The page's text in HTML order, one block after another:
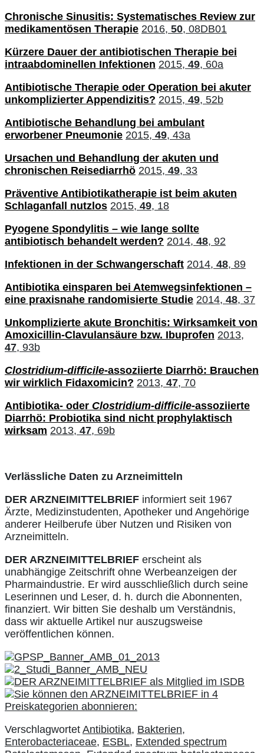
Chronische Sinusitis: Systematisches Review zur
medikamentösen Therapie 2016, 50, 08DB01
Kürzere Dauer der antibiotischen Therapie bei
intraabdominellen Infektionen 2015, 49, 60a
Antibiotische Therapie oder Operation bei akuter
unkomplizierter Appendizitis? 2015, 49, 52b
Antibiotische Behandlung bei ambulant
erworbener Pneumonie 2015, 49, 43a
Ursachen und Behandlung der akuten und
chronischen Reisediarrhö 2015, 49, 33
Präventive Antibiotikatherapie ist beim akuten
Schlaganfall nutzlos 2015, 49, 18
Pyogene Spondylitis – wie lange sollte
antibiotisch behandelt werden? 2014, 48, 92
Infektionen in der Schwangerschaft 2014, 48, 89
Antibiotika einsparen bei Atemwegsinfektionen –
eine praxisnahe randomisierte Studie 2014, 48, 37
Unkomplizierte akute Bronchitis: Wirksamkeit von
Amoxicillin-Clavulansäure bzw. Ibuprofen 2013,
47, 93b
Clostridium-difficile-assoziierte Diarrhö: Brauchen
wir wirklich Fidaxomicin? 2013, 47, 70
Antibiotika- oder Clostridium-difficile-assoziierte
Diarrhö: Probiotika sind nicht prophylaktisch
wirksam 2013, 47, 69b
Verlässliche Daten zu Arzneimitteln
DER ARZNEIMITTELBRIEF informiert seit 1967
Ärzte, Medizinstudenten, Apotheker und Angehörige
anderer Heilberufe über Nutzen und Risiken von
Arzneimitteln.
DER ARZNEIMITTELBRIEF erscheint als
unabhängige Zeitschrift ohne Werbeanzeigen der
Pharmaindustrie. Er wird ausschließlich durch seine
Leserinnen und Leser, d. h. durch die Abonnenten,
finanziert. Wir bitten Sie deshalb um Verständnis,
dass wir aktuelle Artikel nur auszugsweise
veröffentlichen können.
Verschlagwortet Antibiotika, Bakterien,
Enterobacteriaceae, ESBL, Extended spectrum